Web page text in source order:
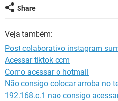
Share
Veja também:
Post colaborativo instagram
Acessar tiktok ccm
Como acessar o hotmail
Não consigo colocar arroba no
192.168.o.1 nao consigo